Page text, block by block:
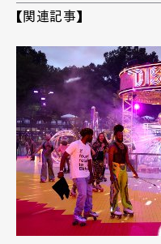
【関連記事】